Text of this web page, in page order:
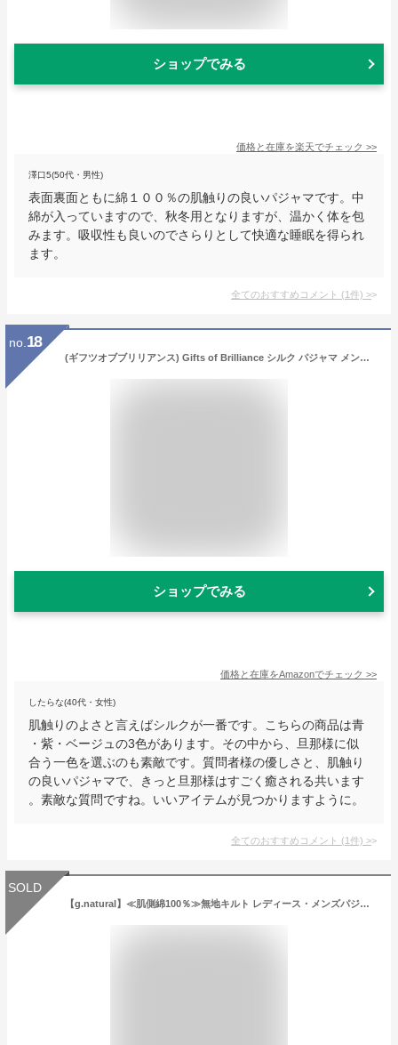
ショップでみる
価格と在庫を楽天でチェック >>
澤口5(50代・男性)
表面裏面ともに綿１００％の肌触りの良いパジャマです。中
綿が入っていますので、秋冬用となりますが、温かく体を包
みます。吸収性も良いのでさらりとして快適な睡眠を得られ
ます。
全てのおすすめコメント (1件) >
no. 18
(ギフツオブブリリアンス) Gifts of Brilliance シルク パジャマ メンズ 前開き 長袖 (Lサイズ, 1. ブルー (メンズ)) PJ_1137
ショップでみる
価格と在庫をAmazonでチェック >>
したらな(40代・女性)
肌触りのよさと言えばシルクが一番です。こちらの商品は青
・紫・ベージュの3色があります。その中から、旦那様に似
合う一色を選ぶのも素敵です。質問者様の優しさと、肌触り
の良いパジャマで、きっと旦那様はすごく癒される共います
。素敵な質問ですね。いいアイテムが見つかりますように。
全てのおすすめコメント (1件) >
SOLD
【g.natural】≪肌側綿100％≫無地キルト レディース・メンズパジャマ 181850 481170 【48120】